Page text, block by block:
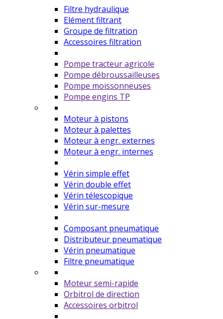
Filtre hydraulique
Elément filtrant
Groupe de filtration
Accessoires filtration
Pompe tracteur agricole
Pompe débroussailleuses
Pompe moissonneuses
Pompe engins TP
Moteur à pistons
Moteur à palettes
Moteur à engr. externes
Moteur à engr. internes
Vérin simple effet
Vérin double effet
Vérin télescopique
Vérin sur-mesure
Composant pneumatique
Distributeur pneumatique
Vérin pneumatique
Filtre pneumatique
Moteur semi-rapide
Orbitrol de direction
Accessoires orbitrol